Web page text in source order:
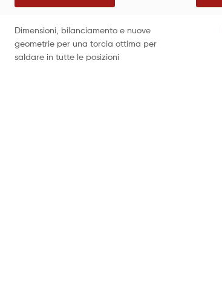
Dimensioni, bilanciamento e nuove
geometrie per una torcia ottima per
saldare in tutte le posizioni